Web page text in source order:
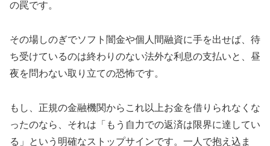
の罠です。
その場しのぎでソフト闇金や個人間融資に手を出せば、待
ち受けているのは終わりのない法外な利息の支払いと、昼
夜を問わない取り立ての恐怖です。
もし、正規の金融機関からこれ以上お金を借りられなくな
ったのなら、それは「もう自力での返済は限界に達してい
る」という明確なストップサインです。一人で抱え込ま